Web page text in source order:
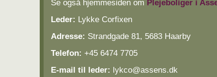
Se også hjemmesiden om Plejeboliger i
Leder: Lykke Corfixen
Adresse: Strandgade 81, 5683 Haarby
Telefon: +45 6474 7705
E-mail til leder: lykco@assens.dk